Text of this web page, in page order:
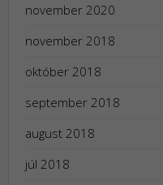
november 2020
november 2018
október 2018
september 2018
august 2018
júl 2018